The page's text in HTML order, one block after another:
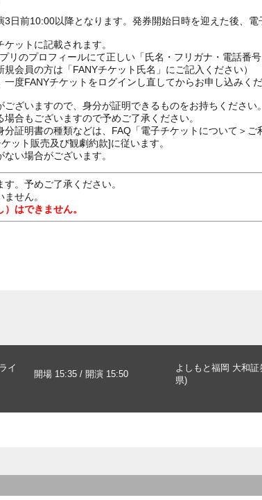
日前10:00以降となります。発券開始日時を迎えた後、電
ットに記載されます。
リのプロフィールにて正しい「氏名・フリガナ・電話番
規会員の方は「FANYチケット氏名」にご記入ください）
一度FANYチケットをログインし直してからお申し込みく
ざいますので、身分が証明できるものをお持ちください。
合もございますので予めご了承ください。
証明書の種類などは、FAQ「電子チケットについて＞ご
ット販売及び観劇約款]に従います。
い場合がございます。
。予めご了承ください。
せん。
はできません。
イ
開場 15:35 / 開演 15:50
よしもと福岡 大和証
県)